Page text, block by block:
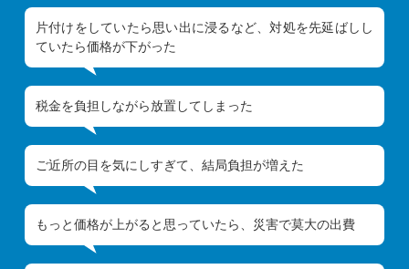
片付けをしていたら思い出に浸るなど、対処を先延ばしし
ていたら価格が下がった
税金を負担しながら放置してしまった
ご近所の目を気にしすぎて、結局負担が増えた
もっと価格が上がると思っていたら、災害で莫大の出費